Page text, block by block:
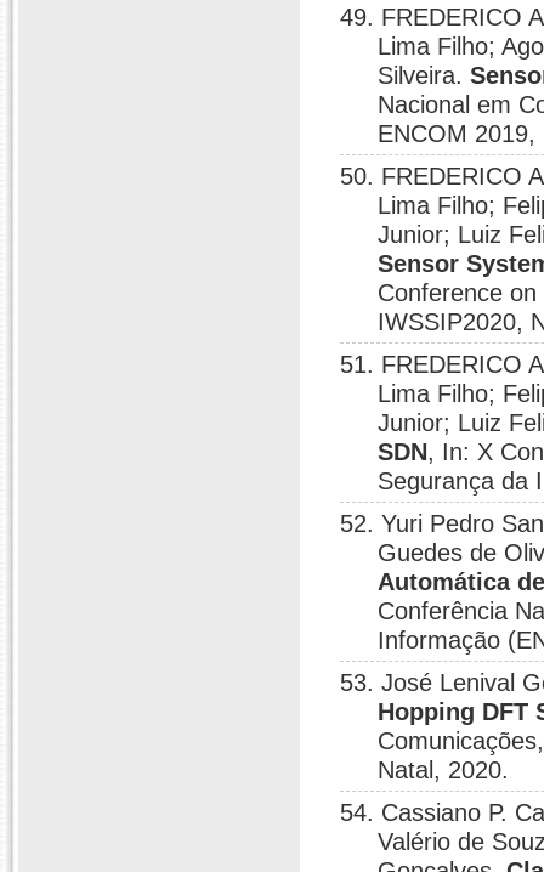
49. FREDERICO
Lima Filho;
Silveira.
Nacional em
ENCOM
50. FREDERICO
Lima Filho;
Junior; Luiz
Sensor
Conference
IWSSIP2020,
51. FREDERICO
Lima Filho;
Junior; Luiz
SDN, In: X
Segurança da
52. Yuri Pedro
Guedes de
Automática
Conferência
Informação
53. José Lenival
Hopping DFT
Natal, 2020.
54. Cassiano P.
Valério de